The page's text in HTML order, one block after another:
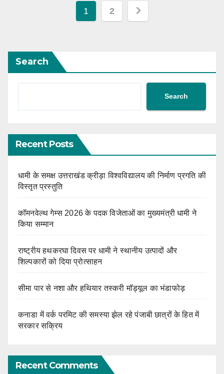
Posts
1 2
Search
Search
Recent Posts
धामी के समक्ष उत्तराखंड क्रीड़ा विश्वविद्यालय की निर्माण प्रगति की
विस्तृत प्रस्तुति
कॉमनवेल्थ गेम्स 2026 के पदक विजेताओं का मुख्यमंत्री धामी ने
किया सम्मान
राष्ट्रीय हथकरघा दिवस पर धामी ने स्थानीय उत्पादों और
शिल्पकारों को दिया प्रोत्साहन
सीमा पार से नशा और हथियार तस्करी मॉड्यूल का भंडाफोड़
कनाडा में वर्क परमिट की समस्या झेल रहे पंजाबी छात्रों के हित में
सरकार सक्रिय
Recent Comments